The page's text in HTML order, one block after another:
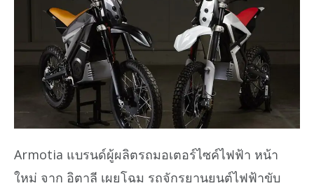
Armotia แบรนด์ผู้ผลิตรถมอเตอร์ไซค์ไฟฟ้า หน้า
ใหม่ จาก อิตาลี เผยโฉม รถจักรยานยนต์ไฟฟ้าขับ